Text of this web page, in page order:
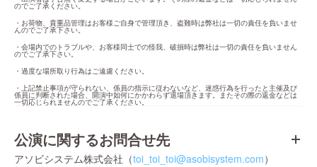
のでご了承ください。
・お荷物、貴重品管理はお客様ご自身で管理頂き、盗難時は弊社は一切の責任を負いませ
んのでご了承下さい。
・会場内でのトラブルや、お客様同士での怪我、破損時は弊社は一切の責任を負いません
のでご了承下さい。
・過度な場所取り行為はご遠慮ください。
・上記禁止事項が守られない、係員の指示に従わないなど、迷惑行為を行ったと主催及び
係員に判断された場合、開演中如何にかかわらず退場頂きます。またその際の返金などは
一切応じられませんのでご了承ください。
公演に関するお問合せ先
アソビシステム株式会社（toi_toi_toi@asobisystem.com）